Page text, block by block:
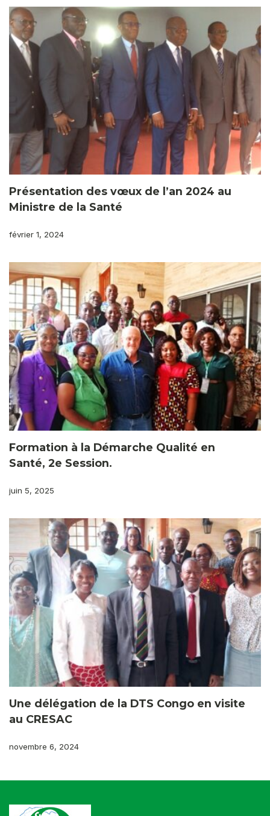
Présentation des vœux de l’an 2024 au
Ministre de la Santé
février 1, 2024
Formation à la Démarche Qualité en
Santé, 2e Session.
juin 5, 2025
Une délégation de la DTS Congo en visite
au CRESAC
novembre 6, 2024